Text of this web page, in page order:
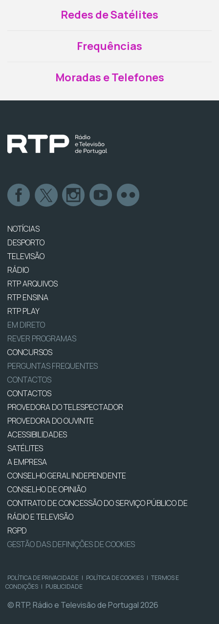
Redes de Satélites
Frequências
Moradas e Telefones
NOTÍCIAS
DESPORTO
TELEVISÃO
RÁDIO
RTP ARQUIVOS
RTP ENSINA
RTP PLAY
EM DIRETO
REVER PROGRAMAS
CONCURSOS
PERGUNTAS FREQUENTES
CONTACTOS
CONTACTOS
PROVEDORA DO TELESPECTADOR
PROVEDORA DO OUVINTE
ACESSIBILIDADES
SATÉLITES
A EMPRESA
CONSELHO GERAL INDEPENDENTE
CONSELHO DE OPINIÃO
CONTRATO DE CONCESSÃO DO SERVIÇO PÚBLICO DE
RÁDIO E TELEVISÃO
RGPD
GESTÃO DAS DEFINIÇÕES DE COOKIES
POLÍTICA DE PRIVACIDADE | POLÍTICA DE COOKIES | TERMOS E
CONDIÇÕES | PUBLICIDADE
© RTP, Rádio e Televisão de Portugal 2026